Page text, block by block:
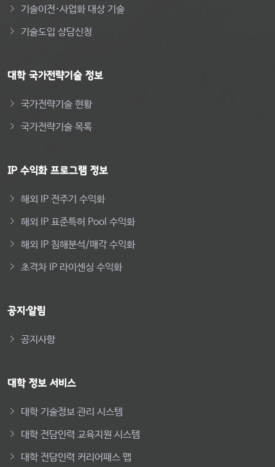
기술이전·사업화 대상 기술
기술도입 상담신청
대학 국가전략기술 정보
국가전략기술 현황
국가전략기술 목록
IP 수익화 프로그램 정보
해외 IP 전주기 수익화
해외 IP 표준특허 Pool 수익화
해외 IP 침해분석/매각 수익화
초격차 IP 라이센싱 수익화
공지·알림
공지사항
대학 정보 서비스
대학 기술정보 관리 시스템
대학 전담인력 교육지원 시스템
대학 전담인력 커리어패스 맵